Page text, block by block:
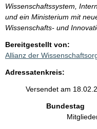
Wissenschaftssystem,
und ein Ministerium mit
Wissenschafts- und
Bereitgestellt von:
Allianz der
Adressatenkreis:
Versendet am
Bundestag